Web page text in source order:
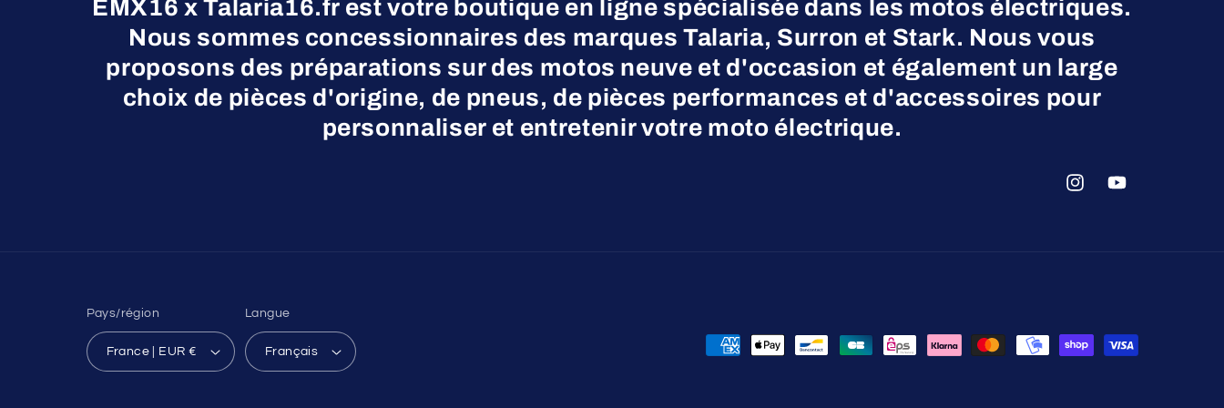
EMX16 x Talaria16.fr est votre boutique en ligne spécialisée dans les motos électriques.
Nous sommes concessionnaires des marques Talaria, Surron et Stark. Nous vous
proposons des préparations sur des motos neuve et d'occasion et également un large
choix de pièces d'origine, de pneus, de pièces performances et d'accessoires pour
personnaliser et entretenir votre moto électrique.
InstagramYouTube
Pays/région
France | EUR €
Langue
Français
Moyens